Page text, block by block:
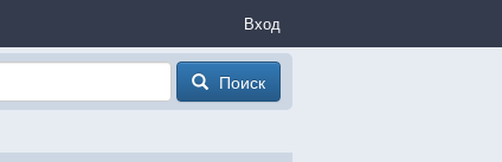
Вход
Поиск